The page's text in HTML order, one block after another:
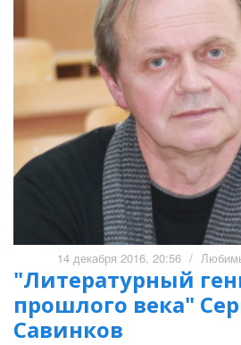
14 декабря 2016, 20:56 /
"Литературный
прошлого века"
Савинков